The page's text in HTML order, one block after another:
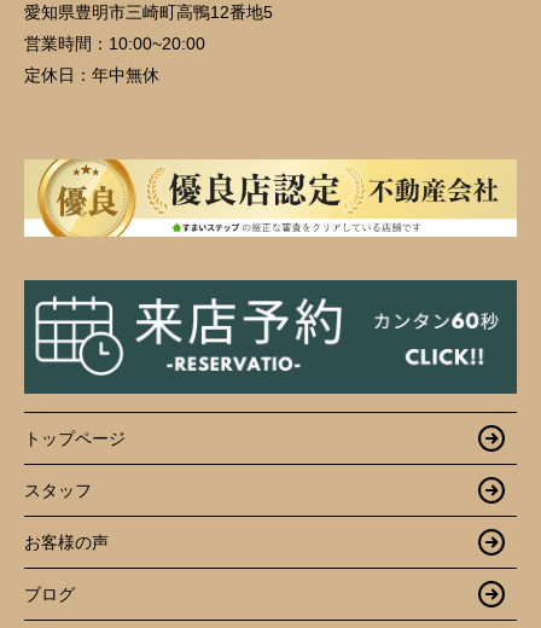
愛知県豊明市三崎町高鴨12番地5
営業時間： 10:00~20:00
定休日： 年中無休
トップページ
スタッフ
お客様の声
ブログ